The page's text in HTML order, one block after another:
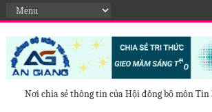
Nơi chia sẻ thông tin của Hội đồng bộ môn